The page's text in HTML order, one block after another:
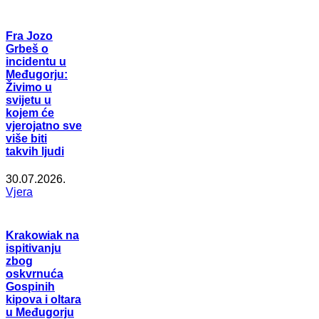
Fra Jozo
Grbeš o
incidentu u
Međugorju:
Živimo u
svijetu u
kojem će
vjerojatno sve
više biti
takvih ljudi
30.07.2026.
Vjera
Krakowiak na
ispitivanju
zbog
oskvrnuća
Gospinih
kipova i oltara
u Međugorju